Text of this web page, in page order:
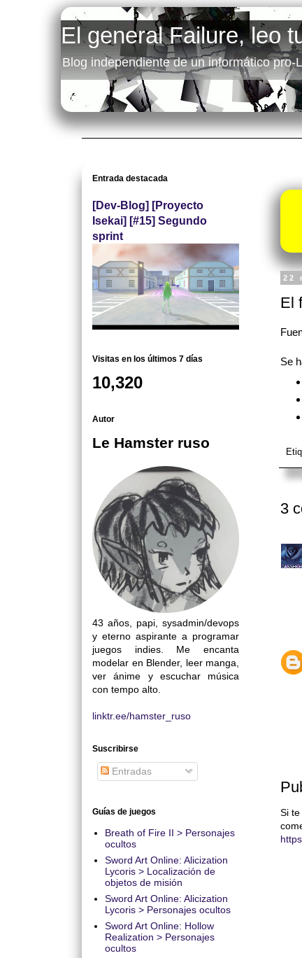
El general Failure, leo
Blog independiente de un informático pro-
22
El
Se
3
Si
Entrada destacada
[Dev-Blog] [Proyecto
Isekai] [#15] Segundo
sprint
Visitas en los últimos 7 días
10,320
Autor
Le Hamster ruso
43 años, papi, sysadmin/devops
y eterno aspirante a programar
juegos indies. Me encanta
modelar en Blender, leer manga,
ver ánime y escuchar música
con tempo alto.
linktr.ee/hamster_ruso
Suscribirse
Entradas
Guías de juegos
Breath of Fire II > Personajes
ocultos
Sword Art Online: Alicization
Lycoris > Localización de
objetos de misión
Sword Art Online: Alicization
Lycoris > Personajes ocultos
Sword Art Online: Hollow
Realization > Personajes
ocultos